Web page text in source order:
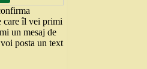
care îl vei primi
un mesaj de
posta un text